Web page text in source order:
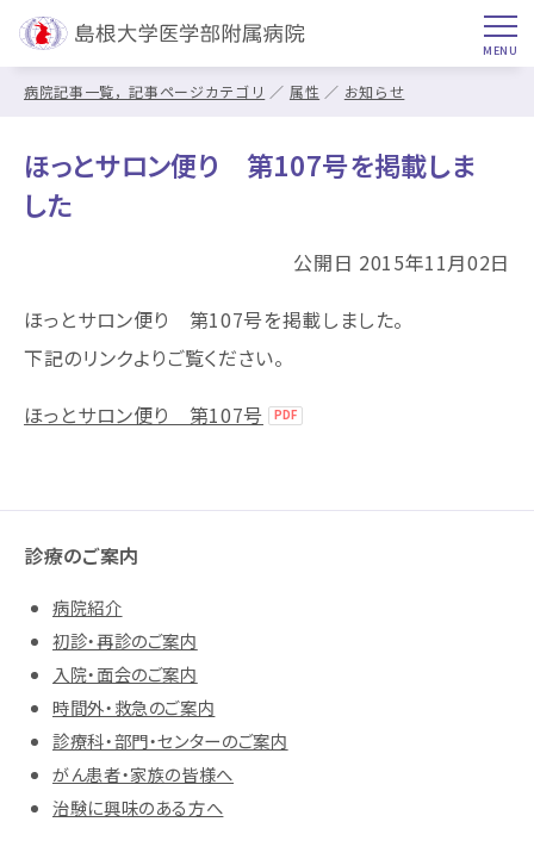
病院記事一覧，記事ページカテゴリ 属性 お知らせ
ほっとサロン便り 第107号を掲載しま
した
公開日 2015年11月02日
ほっとサロン便り 第107号を掲載しました。
下記のリンクよりご覧ください。
ほっとサロン便り 第107号
診療のご案内
病院紹介
初診・再診のご案内
入院・面会のご案内
時間外・救急のご案内
診療科・部門・センターのご案内
がん患者・家族の皆様へ
治験に興味のある方へ